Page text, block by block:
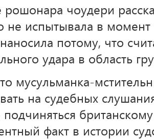
рошонара чоудери
не испытывала в
потому, что
удара в область
мусульманка-
на судебных
факт в истории